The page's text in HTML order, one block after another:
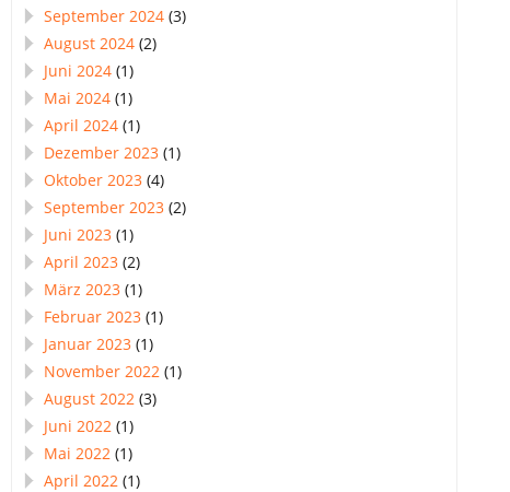
September 2024 (3)
August 2024 (2)
Juni 2024 (1)
Mai 2024 (1)
April 2024 (1)
Dezember 2023 (1)
Oktober 2023 (4)
September 2023 (2)
Juni 2023 (1)
April 2023 (2)
März 2023 (1)
Februar 2023 (1)
Januar 2023 (1)
November 2022 (1)
August 2022 (3)
Juni 2022 (1)
Mai 2022 (1)
April 2022 (1)